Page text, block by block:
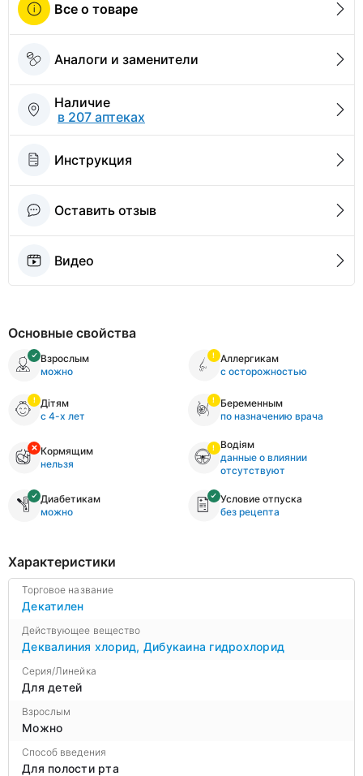
Все о товаре
Аналоги и заменители
Наличие
в 207 аптеках
Инструкция
Оставить отзыв
Видео
Основные свойства
Взрослым
можно
Аллергикам
с осторожностью
Дітям
с 4-х лет
Беременным
по назначению врача
Кормящим
нельзя
Водіям
данные о влиянии
отсутствуют
Диабетикам
можно
Условие отпуска
без рецепта
Характеристики
Торговое название
Декатилен
Действующее вещество
Деквалиния хлорид, Дибукаина гидрохлорид
Серия/Линейка
Для детей
Взрослым
Можно
Способ введения
Для полости рта